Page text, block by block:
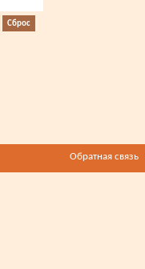
Обратная связь